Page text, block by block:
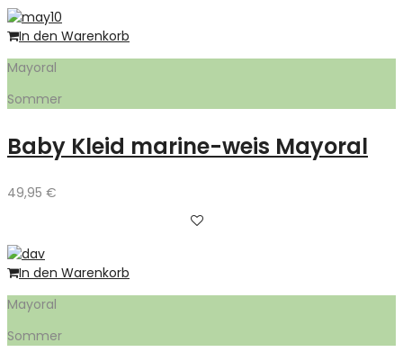
In den Warenkorb
Mayoral
Sommer
Baby Kleid marine-weis Mayoral
49,95 €
In den Warenkorb
Mayoral
Sommer